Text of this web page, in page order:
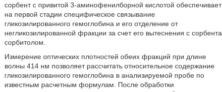
сорбент с привитой 3-аминофенилборной кислотой обеспечивает
на первой стадии специфическое связывание
гликозилированного гемоглобина и его отделение от
негликозилированной фракции за счет его вытеснения с сорбента
сорбитолом.
Измерение оптических плотностей обеих фракций при длине
волны 414 нм позволяет рассчитать относительное содержание
гликозилированного гемоглобина в анализируемой пробе по
известным расчетным формулам. После обработки